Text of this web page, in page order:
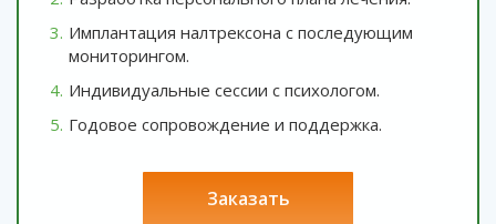
Имплантация налтрексона с последующим
мониторингом.
Индивидуальные сессии с психологом.
Годовое сопровождение и поддержка.
заказать